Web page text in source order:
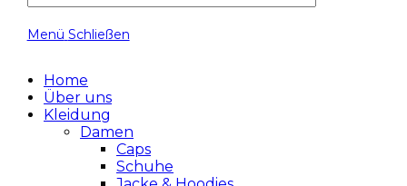
Menü Schließen
Home
Über uns
Kleidung
Damen
Caps
Schuhe